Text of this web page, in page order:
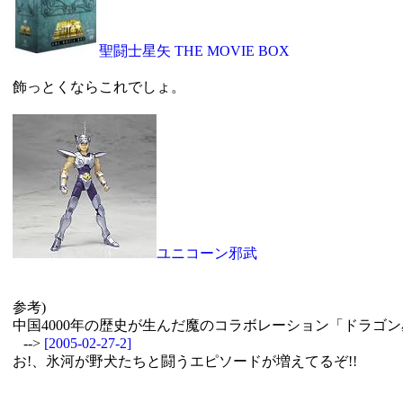
聖闘士星矢 THE MOVIE BOX
飾っとくならこれでしょ。
ユニコーン邪武
参考)
中国4000年の歴史が生んだ魔のコラボレーション「ドラゴ
--> [2005-02-27-2]
お!、氷河が野犬たちと闘うエピソードが増えてるぞ!!